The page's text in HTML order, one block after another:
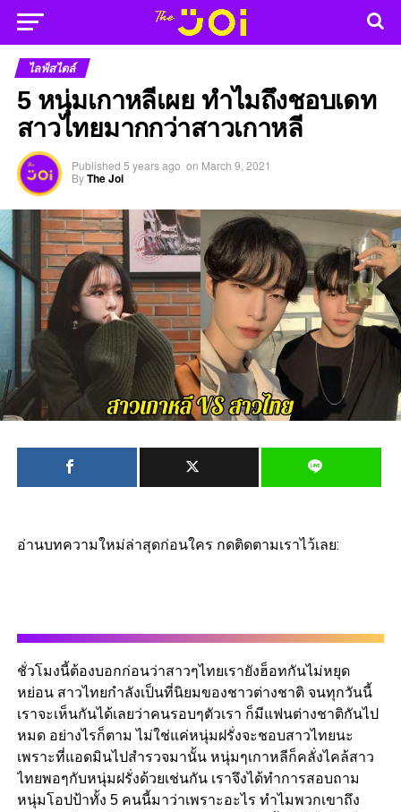
ไลฟ์สไตล์
5 หนุ่มเกาหลีเผย ทำไมถึงชอบเดท
สาวไทยมากกว่าสาวเกาหลี
Published 5 years ago on March 9, 2021
ByThe Joi
อ่านบทความใหม่ล่าสุดก่อนใคร กดติดตามเราไว้เลย:
ชั่วโมงนี้ต้องบอกก่อนว่าสาวๆไทยเรายังฮ็อทกันไม่หยุด
หย่อน สาวไทยกำลังเป็นที่นิยมของชาวต่างชาติ จนทุกวันนี้
เราจะเห็นกันได้เลยว่าคนรอบๆตัวเรา ก็มีแฟนต่างชาติกันไป
หมด อย่างไรก็ตาม ไม่ใช่แค่หนุ่มฝรั่งจะชอบสาวไทยนะ
เพราะที่แอดมินไปสำรวจมานั้น หนุ่มๆเกาหลีก็คลั่งไคล้สาว
ไทยพอๆกับหนุ่มฝรั่งด้วยเช่นกัน เราจึงได้ทำการสอบถาม
หนุ่มโอปป้าทั้ง 5 คนนี้มาว่าเพราะอะไร ทำไมพวกเขาถึง